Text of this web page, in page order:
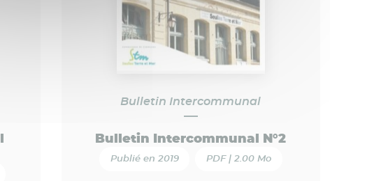
Bulletin Intercommunal
Bulletin Intercommunal N°2
Publié en 2019 PDF | 2.00 Mo